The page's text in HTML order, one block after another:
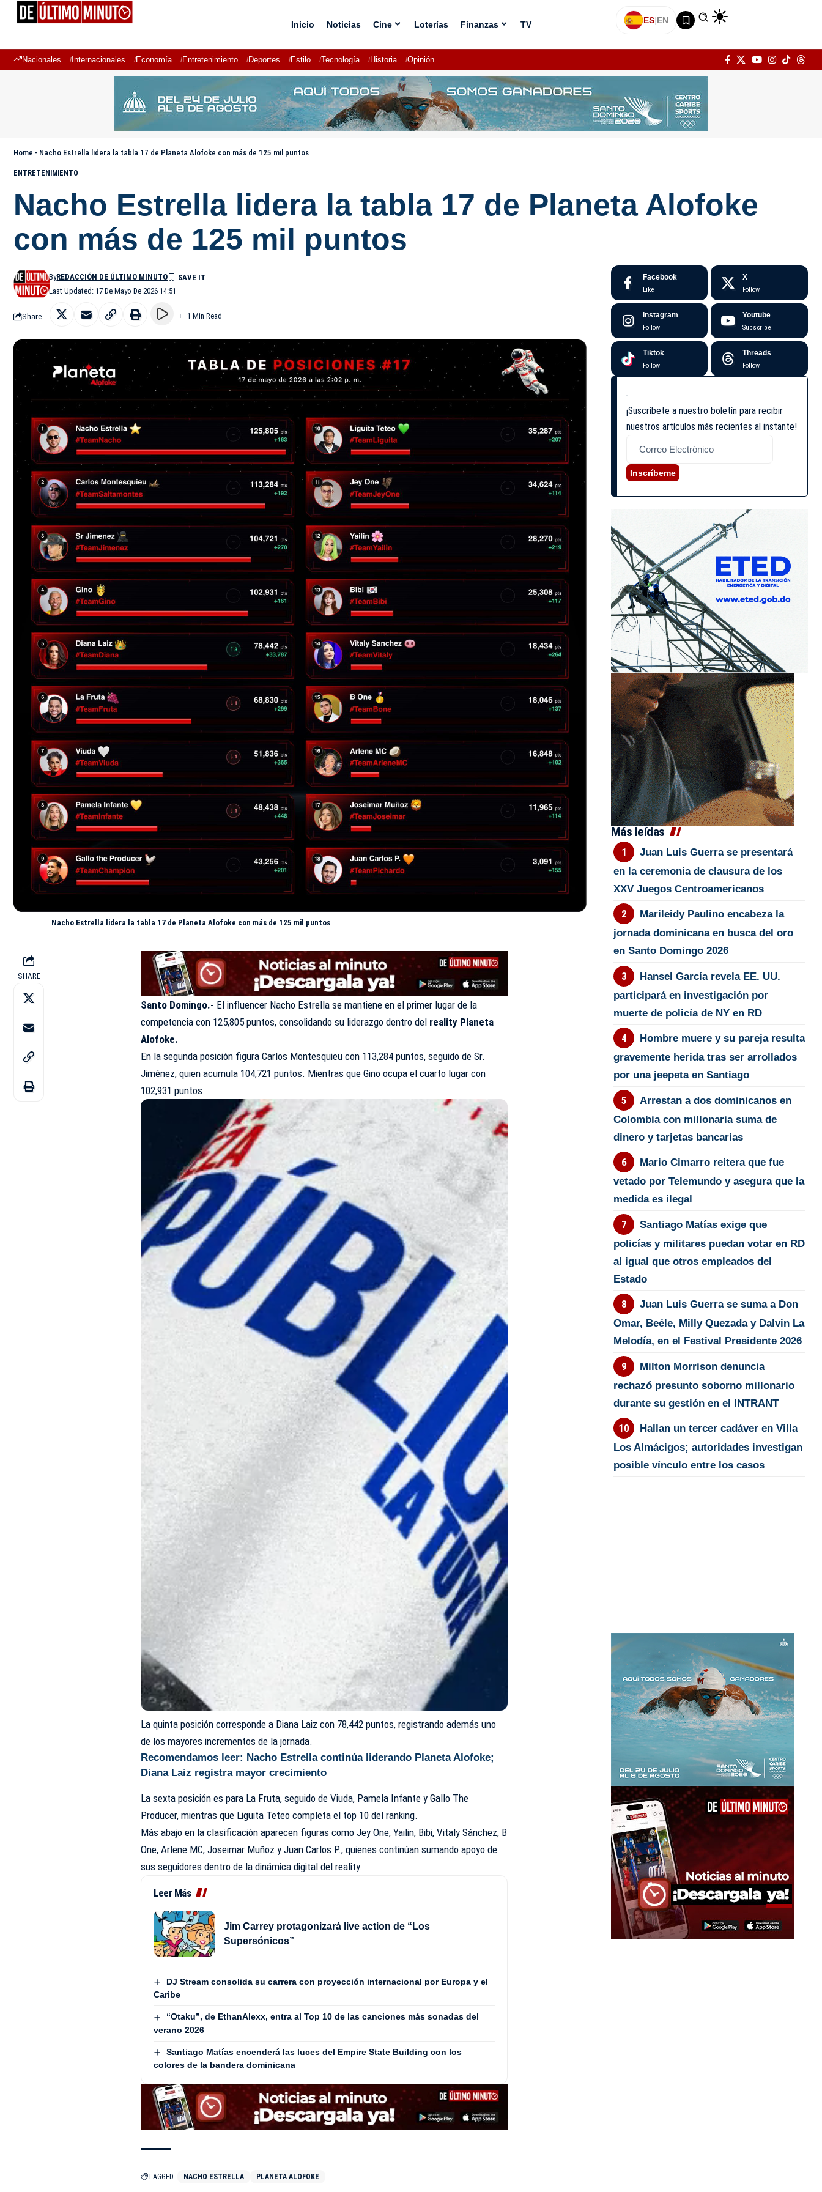
Inicio Noticias Cine Loterías Finanzas TV ES|EN
Nacionales Internacionales Economía Entretenimiento Deportes Estilo Tecnología Historia Opinión
Home - Nacho Estrella lidera la tabla 17 de Planeta Alofoke con más de 125 mil puntos
ENTRETENIMIENTO
Nacho Estrella lidera la tabla 17 de Planeta Alofoke
con más de 125 mil puntos
Last Updated: 17 De Mayo De 2026 14:51
ByREDACCIÓN DE ÚLTIMO MINUTO
Share 1 Min Read
Nacho Estrella lidera la tabla 17 de Planeta Alofoke con más de 125 mil puntos
SHARE
Santo Domingo.- El influencer Nacho Estrella se mantiene en el primer lugar de la
competencia con 125,805 puntos, consolidando su liderazgo dentro del reality Planeta
Alofoke.
En la segunda posición figura Carlos Montesquieu con 113,284 puntos, seguido de Sr.
Jiménez, quien acumula 104,721 puntos. Mientras que Gino ocupa el cuarto lugar con
102,931 puntos.
La quinta posición corresponde a Diana Laiz con 78,442 puntos, registrando además uno
de los mayores incrementos de la jornada.
Recomendamos leer: Nacho Estrella continúa liderando Planeta Alofoke;
Diana Laiz registra mayor crecimiento
La sexta posición es para La Fruta, seguido de Viuda, Pamela Infante y Gallo The
Producer, mientras que Liguita Teteo completa el top 10 del ranking.
Más abajo en la clasificación aparecen figuras como Jey One, Yailin, Bibi, Vitaly Sánchez, B
One, Arlene MC, Joseimar Muñoz y Juan Carlos P., quienes continúan sumando apoyo de
sus seguidores dentro de la dinámica digital del reality.
Leer Más
Jim Carrey protagonizará live action de “Los
Supersónicos”
DJ Stream consolida su carrera con proyección internacional por Europa y el
Caribe
“Otaku”, de EthanAlexx, entra al Top 10 de las canciones más sonadas del
verano 2026
Santiago Matías encenderá las luces del Empire State Building con los
colores de la bandera dominicana
TAGGED: NACHO ESTRELLA PLANETA ALOFOKE
Facebook
Like
X
Follow
Instagram
Follow
Youtube
Subscribe
Tiktok
Follow
Threads
Follow
¡Suscríbete a nuestro boletín para recibir
nuestros artículos más recientes al instante!
Inscríbeme
Más leídas
Juan Luis Guerra se presentará
en la ceremonia de clausura de los
XXV Juegos Centroamericanos
Marileidy Paulino encabeza la
jornada dominicana en busca del oro
en Santo Domingo 2026
Hansel García revela EE. UU.
participará en investigación por
muerte de policía de NY en RD
Hombre muere y su pareja resulta
gravemente herida tras ser arrollados
por una jeepeta en Santiago
Arrestan a dos dominicanos en
Colombia con millonaria suma de
dinero y tarjetas bancarias
Mario Cimarro reitera que fue
vetado por Telemundo y asegura que la
medida es ilegal
Santiago Matías exige que
policías y militares puedan votar en RD
al igual que otros empleados del
Estado
Juan Luis Guerra se suma a Don
Omar, Beéle, Milly Quezada y Dalvin La
Melodía, en el Festival Presidente 2026
Milton Morrison denuncia
rechazó presunto soborno millonario
durante su gestión en el INTRANT
Hallan un tercer cadáver en Villa
Los Almácigos; autoridades investigan
posible vínculo entre los casos